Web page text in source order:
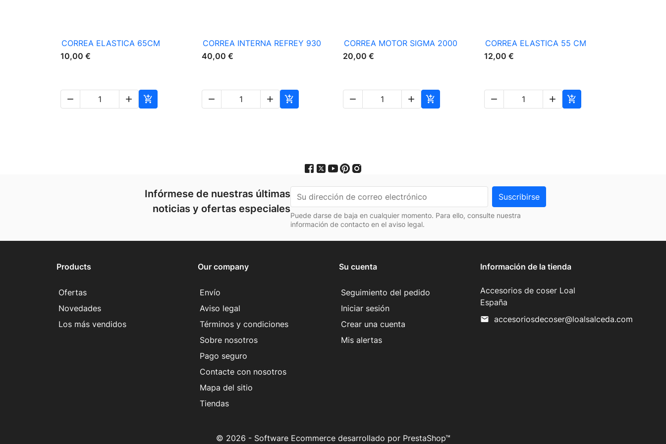
 Vista rápida
CORREA ELASTICA 65CM
10,00 €
  
Vista rápida
CORREA INTERNA REFREY 930
40,00 €
  
Vista rápida
CORREA MOTOR SIGMA 2000
20,00 €
  
 Vista rápida
CORREA ELASTICA 55 CM
12,00 €
  
Infórmese de nuestras últimas
noticias y ofertas especiales
Puede darse de baja en cualquier momento. Para ello, consulte nuestra
información de contacto en el aviso legal.
Products
Ofertas
Novedades
Los más vendidos
Our company
Envío
Aviso legal
Términos y condiciones
Sobre nosotros
Pago seguro
Contacte con nosotros
Mapa del sitio
Tiendas
Su cuenta
Seguimiento del pedido
Iniciar sesión
Crear una cuenta
Mis alertas
Información de la tienda
Accesorios de coser Loal
España
mail accesoriosdecoser@loalsalceda.com
© 2026 - Software Ecommerce desarrollado por PrestaShop™